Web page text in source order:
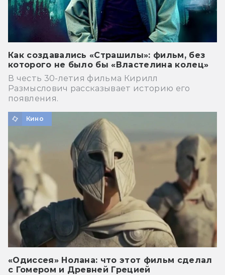
Как создавались «Страшилы»: фильм, без
которого не было бы «Властелина колец»
В честь 30-летия фильма Кирилл
Размыслович рассказывает историю его
появления.
Кино
«Одиссея» Нолана: что этот фильм сделал
с Гомером и Древней Грецией